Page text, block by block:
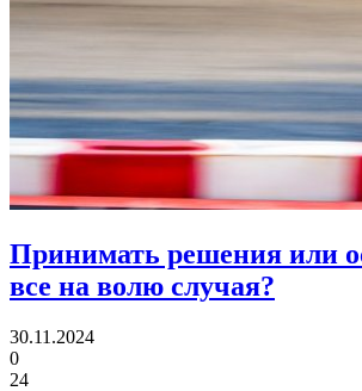
Принимать решения или
все на волю случая?
30.11.2024
0
24